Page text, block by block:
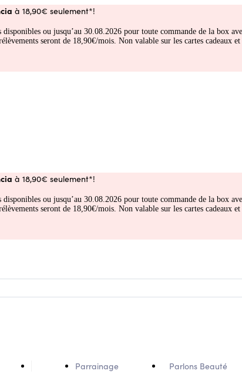
à 18,90€ seulement*!
ou jusqu’au 30.08.2026 pour toute commande de la box
seront de 18,90€/mois. Non valable sur les cartes cadeaux
à 18,90€ seulement*!
ou jusqu’au 30.08.2026 pour toute commande de la box
seront de 18,90€/mois. Non valable sur les cartes cadeaux
Parrainage Parlons Beauté